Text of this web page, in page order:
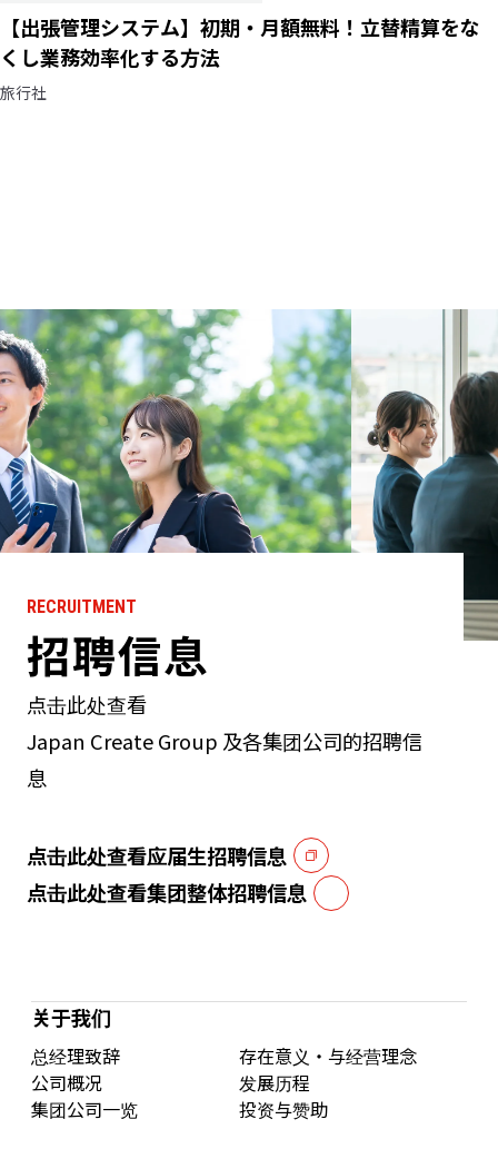
【出張管理システム】初期・月額無料！立替精算をな
くし業務効率化する方法
旅行社
RECRUITMENT
招聘信息
点击此处查看
Japan Create Group 及各集团公司的招聘信
息
点击此处查看应届生招聘信息
点击此处查看集团整体招聘信息
关于我们
总经理致辞
存在意义・与经营理念
公司概况
发展历程
集团公司一览
投资与赞助